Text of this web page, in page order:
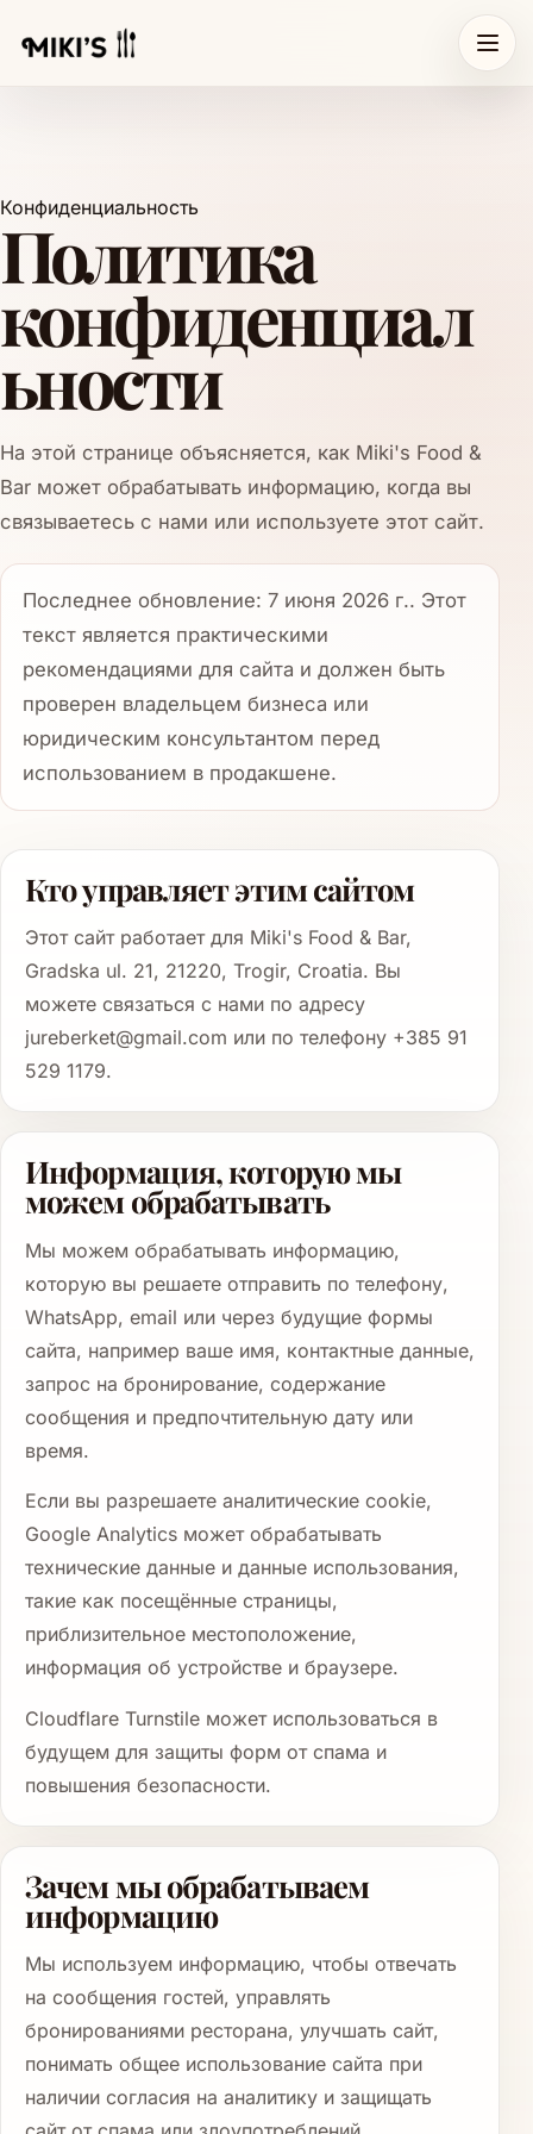
Конфиденциальность
Политика
конфиденциал
ьности
На этой странице объясняется, как Miki's Food &
Bar может обрабатывать информацию, когда вы
связываетесь с нами или используете этот сайт.
Последнее обновление: 7 июня 2026 г.. Этот
текст является практическими
рекомендациями для сайта и должен быть
проверен владельцем бизнеса или
юридическим консультантом перед
использованием в продакшене.
Кто управляет этим сайтом
Этот сайт работает для Miki's Food & Bar,
Gradska ul. 21, 21220, Trogir, Croatia. Вы
можете связаться с нами по адресу
jureberket@gmail.com или по телефону +385 91
529 1179.
Информация, которую мы
можем обрабатывать
Мы можем обрабатывать информацию,
которую вы решаете отправить по телефону,
WhatsApp, email или через будущие формы
сайта, например ваше имя, контактные данные,
запрос на бронирование, содержание
сообщения и предпочтительную дату или
время.
Если вы разрешаете аналитические cookie,
Google Analytics может обрабатывать
технические данные и данные использования,
такие как посещённые страницы,
приблизительное местоположение,
информация об устройстве и браузере.
Cloudflare Turnstile может использоваться в
будущем для защиты форм от спама и
повышения безопасности.
Зачем мы обрабатываем
информацию
Мы используем информацию, чтобы отвечать
на сообщения гостей, управлять
бронированиями ресторана, улучшать сайт,
понимать общее использование сайта при
наличии согласия на аналитику и защищать